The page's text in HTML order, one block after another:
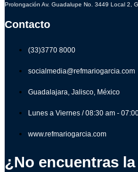
Prolongación Av. Guadalupe No. 3449 Local 2,
Contacto
(33)3770 8000
socialmedia@refmariogarcia.com
Guadalajara, Jalisco, México
Lunes a Viernes / 08:30 am -
www.refmariogarcia.com
¿No encuentras la